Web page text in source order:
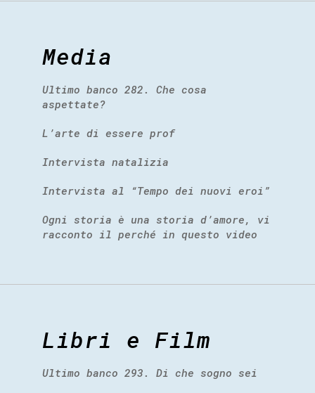
Media
Ultimo banco 282. Che cosa
aspettate?
L’arte di essere prof
Intervista natalizia
Intervista al “Tempo dei nuovi eroi”
Ogni storia è una storia d’amore, vi
racconto il perché in questo video
Libri e Film
Ultimo banco 293. Di che sogno sei